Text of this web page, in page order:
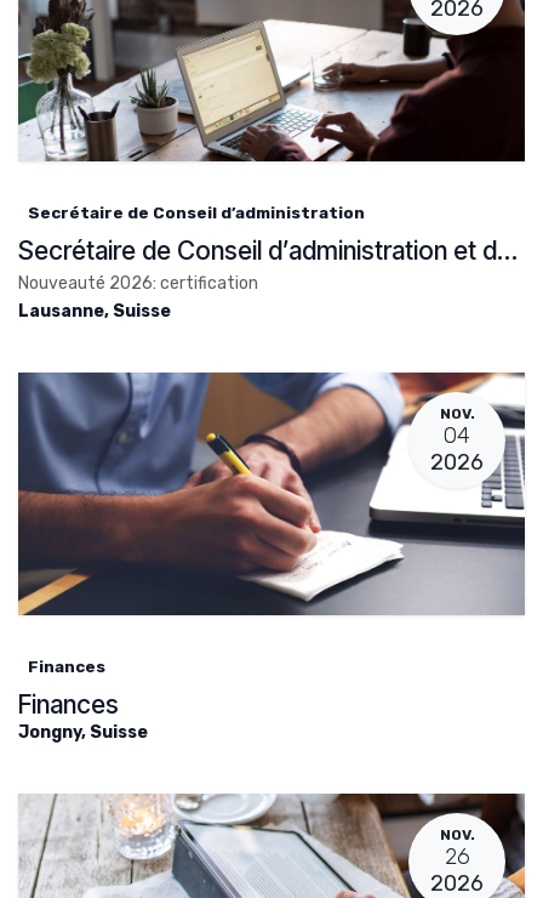
2026
Secrétaire de Conseil d’administration
Secrétaire de Conseil d’administration et de fondation
Nouveauté 2026: certification
Lausanne, Suisse
NOV.
04
2026
Finances
Finances
Jongny, Suisse
NOV.
26
2026